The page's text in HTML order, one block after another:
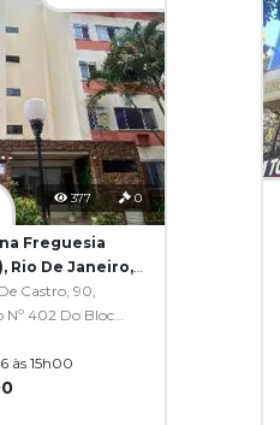
377 0
Freguesia
Rio De Janeiro,
Castro, 90,
402 Do Bloco
às 15h00